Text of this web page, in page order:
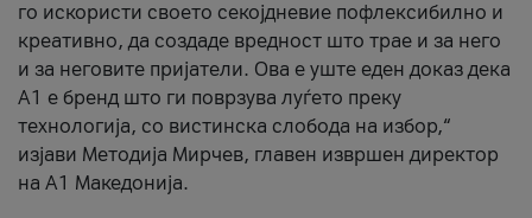
го искористи своето секојдневие пофлексибилно и
креативно, да создаде вредност што трае и за него
и за неговите пријатели. Ова е уште еден доказ дека
А1 е бренд што ги поврзува луѓето преку
технологија, со вистинска слобода на избор,“
изјави Методија Мирчев, главен извршен директор
на А1 Македонија.